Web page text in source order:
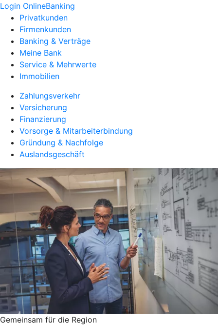
Login OnlineBanking
Privatkunden
Firmenkunden
Banking & Verträge
Meine Bank
Service & Mehrwerte
Immobilien
Zahlungsverkehr
Versicherung
Finanzierung
Vorsorge & Mitarbeiterbindung
Gründung & Nachfolge
Auslandsgeschäft
Gemeinsam für die Region